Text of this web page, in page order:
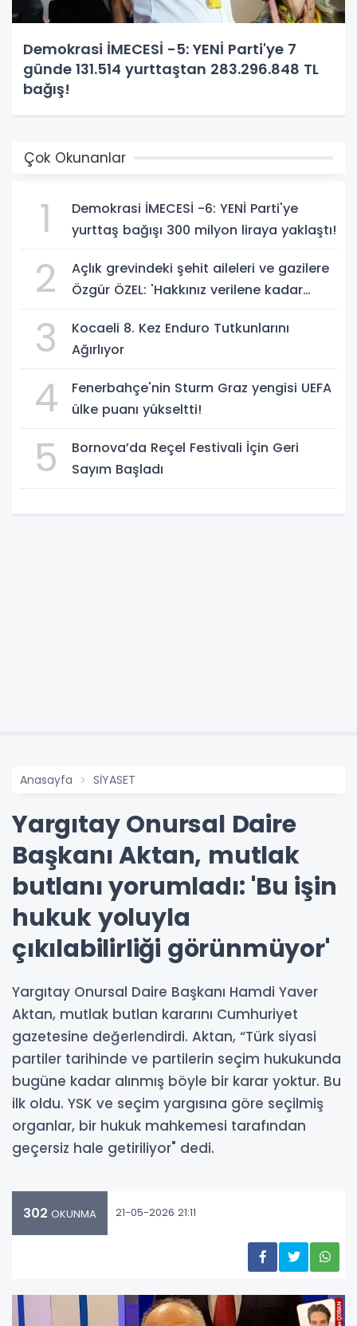
Demokrasi İMECESİ -5: YENİ Parti'ye 7
günde 131.514 yurttaştan 283.296.848 TL
bağış!
Çok Okunanlar
1
Demokrasi İMECESİ -6: YENİ Parti'ye
yurttaş bağışı 300 milyon liraya yaklaştı!
2
Açlık grevindeki şehit aileleri ve gazilere
Özgür ÖZEL: 'Hakkınız verilene kadar
3
Kocaeli 8. Kez Enduro Tutkunlarını
Ağırlıyor
4
Fenerbahçe'nin Sturm Graz yengisi UEFA
ülke puanı yükseltti!
5
Bornova’da Reçel Festivali İçin Geri
Sayım Başladı
Anasayfa SİYASET
Yargıtay Onursal Daire
Başkanı Aktan, mutlak
butlanı yorumladı: 'Bu işin
hukuk yoluyla
çıkılabilirliği görünmüyor'
Yargıtay Onursal Daire Başkanı Hamdi Yaver
Aktan, mutlak butlan kararını Cumhuriyet
gazetesine değerlendirdi. Aktan, “Türk siyasi
partiler tarihinde ve partilerin seçim hukukunda
bugüne kadar alınmış böyle bir karar yoktur. Bu
ilk oldu. YSK ve seçim yargısına göre seçilmiş
organlar, bir hukuk mahkemesi tarafından
geçersiz hale getiriliyor" dedi.
302 OKUNMA 21-05-2026 21:11